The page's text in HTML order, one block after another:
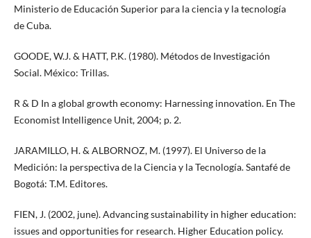
Ministerio de Educación Superior para la ciencia y la tecnología
de Cuba.
GOODE, W.J. & HATT, P.K. (1980). Métodos de Investigación
Social. México: Trillas.
R & D In a global growth economy: Harnessing innovation. En The
Economist Intelligence Unit, 2004; p. 2.
JARAMILLO, H. & ALBORNOZ, M. (1997). El Universo de la
Medición: la perspectiva de la Ciencia y la Tecnología. Santafé de
Bogotá: T.M. Editores.
FIEN, J. (2002, june). Advancing sustainability in higher education:
issues and opportunities for research. Higher Education policy.